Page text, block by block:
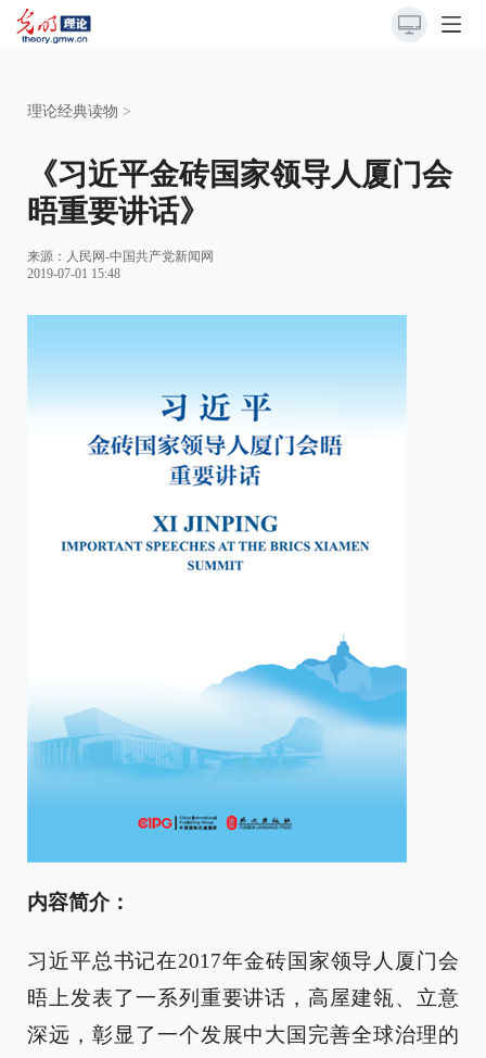
理论经典读物 >
《习近平金砖国家领导人厦门会
晤重要讲话》
来源： 人民网-中国共产党新闻网
2019-07-01 15:48
内容简介：
习近平总书记在2017年金砖国家领导人厦门会
晤上发表了一系列重要讲话，高屋建瓴、立意
深远，彰显了一个发展中大国完善全球治理的